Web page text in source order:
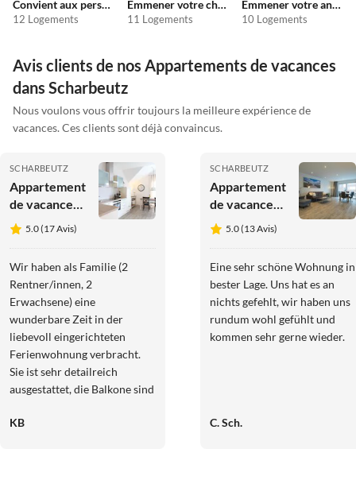
Convient aux personnes allergiques
12 Logements
Emmener votre chien en vacances
11 Logements
Emmener votre animal en vacances
10 Logements
Avis clients de nos Appartements de vacances
dans Scharbeutz
Nous voulons vous offrir toujours la meilleure expérience de
vacances. Ces clients sont déjà convaincus.
SCHARBEUTZ
Appartement
de vacances
Pause
5.0 (17 Avis)
Wir haben als Familie (2
Rentner/innen, 2
Erwachsene) eine
wunderbare Zeit in der
liebevoll eingerichteten
Ferienwohnung verbracht.
Sie ist sehr detailreich
ausgestattet, die Balkone sind
erholsamen Blick ins Grüne.
KB
SCHARBEUTZ
Appartement
de vacances
diemelblick
acht
5.0 (13 Avis)
Eine sehr schöne Wohnung in
bester Lage. Uns hat es an
nichts gefehlt, wir haben uns
rundum wohl gefühlt und
kommen sehr gerne wieder.
C. Sch.